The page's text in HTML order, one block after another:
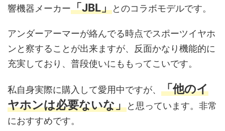
響機器メーカー「JBL」とのコラボモデルです。
アンダーアーマーが絡んでる時点でスポーツイヤホ
ンと察することが出来ますが、反面かなり機能的に
充実しており、普段使いにももってこいです。
私自身実際に購入して愛用中ですが、 「他のイ
ヤホンは必要ないな」と思っています。非常
におすすめです。